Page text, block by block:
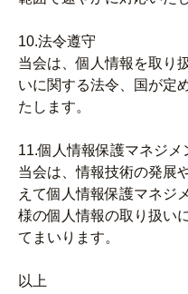
10.法令遵守
当会は、個人情報を取り
いに関する法令、国が定
たします。
11.個人情報保護マネジ
当会は、情報技術の発展
えて個人情報保護マネジ
様の個人情報の取り扱い
てまいります。
以上